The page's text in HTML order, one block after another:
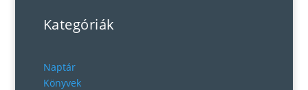
Kategóriák
Naptár
Könyvek